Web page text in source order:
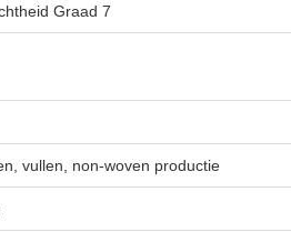
Graad 7
vullen, non-woven productie